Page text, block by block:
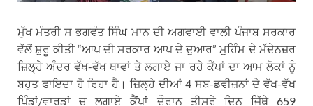
ਮੁੱਖ ਮੰਤਰੀ ਸ ਭਗਵੰਤ ਸਿੰਘ ਮਾਨ ਦੀ ਅਗਵਾਈ ਵਾਲੀ ਪੰਜਾਬ ਸਰਕਾਰ
ਵੱਲੋਂ ਸ਼ੁਰੂ ਕੀਤੀ “ਆਪ ਦੀ ਸਰਕਾਰ ਆਪ ਦੇ ਦੁਆਰ” ਮੁਹਿੰਮ ਦੇ ਮੱਦੇਨਜ਼ਰ
ਜ਼ਿਲ੍ਹੇ ਅੰਦਰ ਵੱਖ-ਵੱਖ ਥਾਵਾਂ ਤੇ ਲਗਾਏ ਜਾ ਰਹੇ ਕੈਂਪਾਂ ਦਾ ਆਮ ਲੋਕਾਂ ਨੂੰ
ਬਹੁਤ ਫਾਇਦਾ ਹੋ ਰਿਹਾ ਹੈ। ਜ਼ਿਲ੍ਹੇ ਦੀਆਂ 4 ਸਬ-ਡਵੀਜ਼ਨਾਂ ਦੇ ਵੱਖ-ਵੱਖ
ਪਿੰਡਾਂ/ਵਾਰਡਾਂ ਚ ਲਗਾਏ ਕੈਂਪਾਂ ਦੌਰਾਨ ਤੀਸਰੇ ਦਿਨ ਜਿੱਥੇ 659